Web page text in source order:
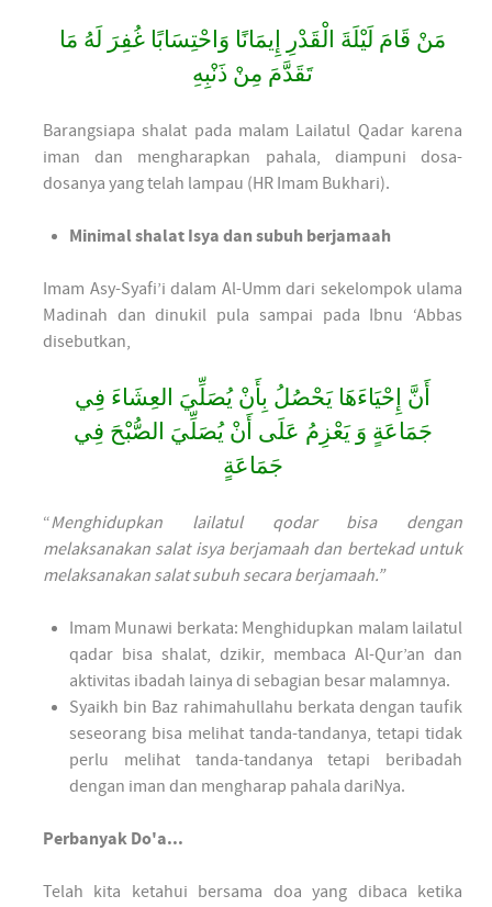
مَنْ قَامَ لَيْلَةَ الْقَدْرِ إِيمَانًا وَاحْتِسَابًا غُفِرَ لَهُ مَا
تَقَدَّمَ مِنْ ذَنْبِهِ
Barangsiapa shalat pada malam Lailatul Qadar karena
iman dan mengharapkan pahala, diampuni dosa-
dosanya yang telah lampau (HR Imam Bukhari).
Minimal shalat Isya dan subuh berjamaah
Imam Asy-Syafi’i dalam Al-Umm dari sekelompok ulama
Madinah dan dinukil pula sampai pada Ibnu ‘Abbas
disebutkan,
أَنَّ إِحْيَاءَهَا يَحْصُلُ بِأَنْ يُصَلِّيَ العِشَاءَ فِي
جَمَاعَةٍ وَ يَعْزِمُ عَلَى أَنْ يُصَلِّيَ الصُّبْحَ فِي
جَمَاعَةٍ
“Menghidupkan lailatul qodar bisa dengan
melaksanakan salat isya berjamaah dan bertekad untuk
melaksanakan salat subuh secara berjamaah.”
Imam Munawi berkata: Menghidupkan malam lailatul
qadar bisa shalat, dzikir, membaca Al-Qur’an dan
aktivitas ibadah lainya di sebagian besar malamnya.
Syaikh bin Baz rahimahullahu berkata dengan taufik
seseorang bisa melihat tanda-tandanya, tetapi tidak
perlu melihat tanda-tandanya tetapi beribadah
dengan iman dan mengharap pahala dariNya.
Perbanyak Do'a...
Telah kita ketahui bersama doa yang dibaca ketika